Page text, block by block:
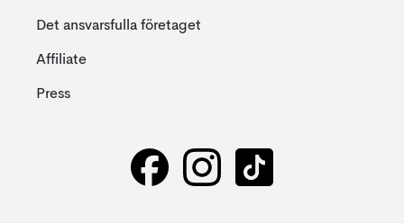
Det ansvarsfulla företaget
Affiliate
Press